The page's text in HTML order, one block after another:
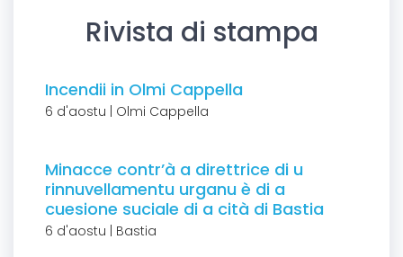
Rivista di stampa
Incendii in Olmi Cappella
6 d'aostu | Olmi Cappella
Minacce contr’à a direttrice di u
rinnuvellamentu urganu è di a
cuesione suciale di a cità di Bastia
6 d'aostu | Bastia